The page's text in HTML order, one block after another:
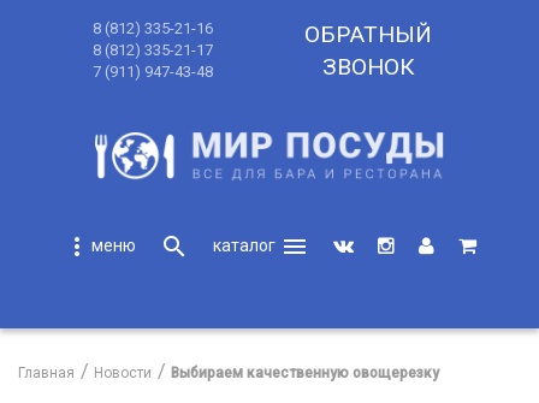
8 (812) 335-21-16
8 (812) 335-21-17
7 (911) 947-43-48
ОБРАТНЫЙ
ЗВОНОК
more_vert search
menu
Главная Новости Выбираем качественную овощерезку